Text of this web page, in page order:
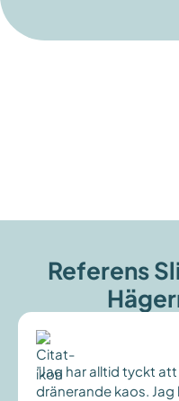
Referens
”Jag har alltid tyckt
dränerande kaos.